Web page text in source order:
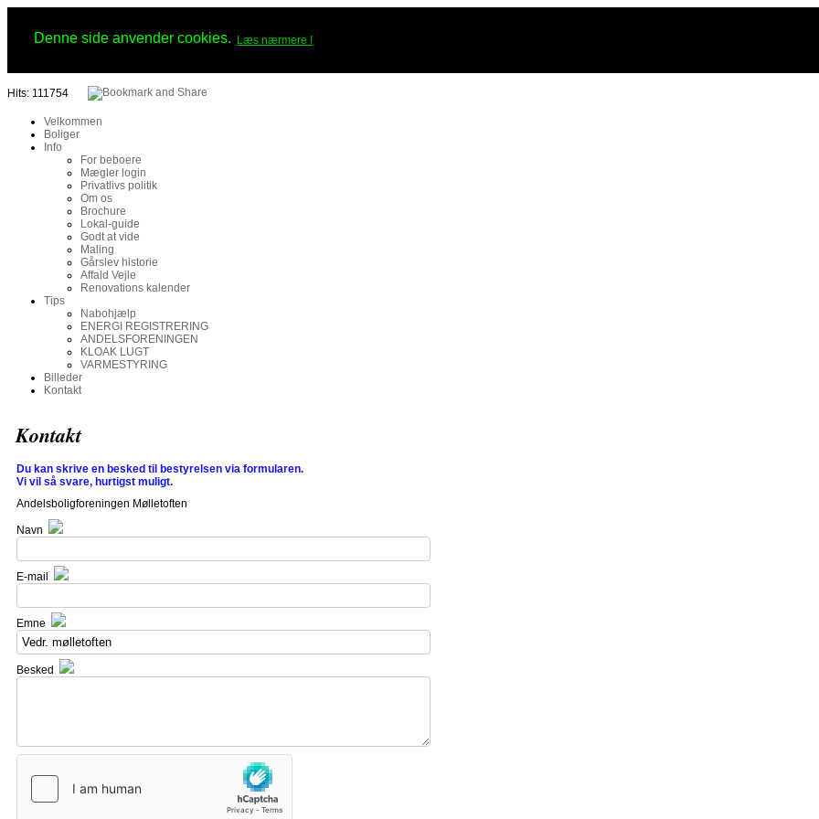
Denne side anvender cookies. Læs nærmere !
Hits: 111754
Velkommen
Boliger
Info
For beboere
Mægler login
Privatlivs politik
Om os
Brochure
Lokal-guide
Godt at vide
Maling
Gårslev historie
Affald Vejle
Renovations kalender
Tips
Nabohjælp
ENERGI REGISTRERING
ANDELSFORENINGEN
KLOAK LUGT
VARMESTYRING
Billeder
Kontakt
Kontakt
Du kan skrive en besked til bestyrelsen via formularen.
Vi vil så svare, hurtigst muligt.
Andelsboligforeningen Mølletoften
Navn
E-mail
Emne
Besked